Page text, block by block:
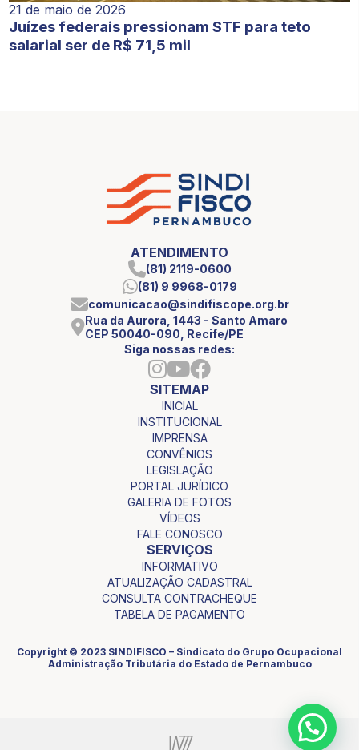
21 de maio de 2026
Juízes federais pressionam STF para teto
salarial ser de R$ 71,5 mil
ATENDIMENTO
(81) 2119-0600
(81) 9 9968-0179
comunicacao@sindifiscope.org.br
Rua da Aurora, 1443 - Santo Amaro
CEP 50040-090, Recife/PE
Siga nossas redes:
SITEMAP
INICIAL
INSTITUCIONAL
IMPRENSA
CONVÊNIOS
LEGISLAÇÃO
PORTAL JURÍDICO
GALERIA DE FOTOS
VÍDEOS
FALE CONOSCO
SERVIÇOS
INFORMATIVO
ATUALIZAÇÃO CADASTRAL
CONSULTA CONTRACHEQUE
TABELA DE PAGAMENTO
Copyright © 2023 SINDIFISCO – Sindicato do Grupo Ocupacional
Administração Tributária do Estado de Pernambuco